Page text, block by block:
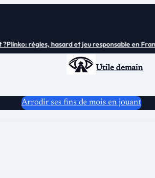
règles, hasard et jeu responsable en France
Utile demain
Arrodir ses fins de mois en jouant